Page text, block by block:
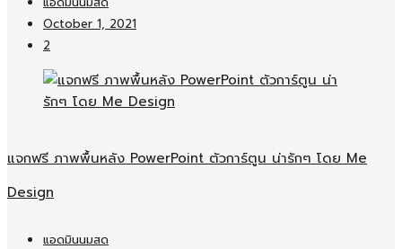
October 1, 2021
2
แจกฟรี ภาพพื้นหลัง PowerPoint ตัวการ์ตูน น่ารักๆ โดย Me
Design
แอดมินนมสด